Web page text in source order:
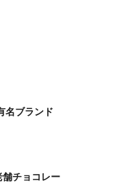
名ブランド
チョコレー